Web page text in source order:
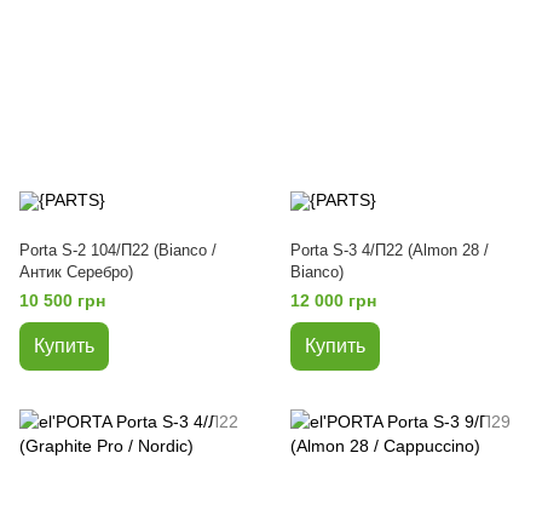
Porta S-2 104/П22 (Bianco /
Антик Серебро)
10 500 грн
Купить
Porta S-3 4/П22 (Almon 28 /
Bianco)
12 000 грн
Купить